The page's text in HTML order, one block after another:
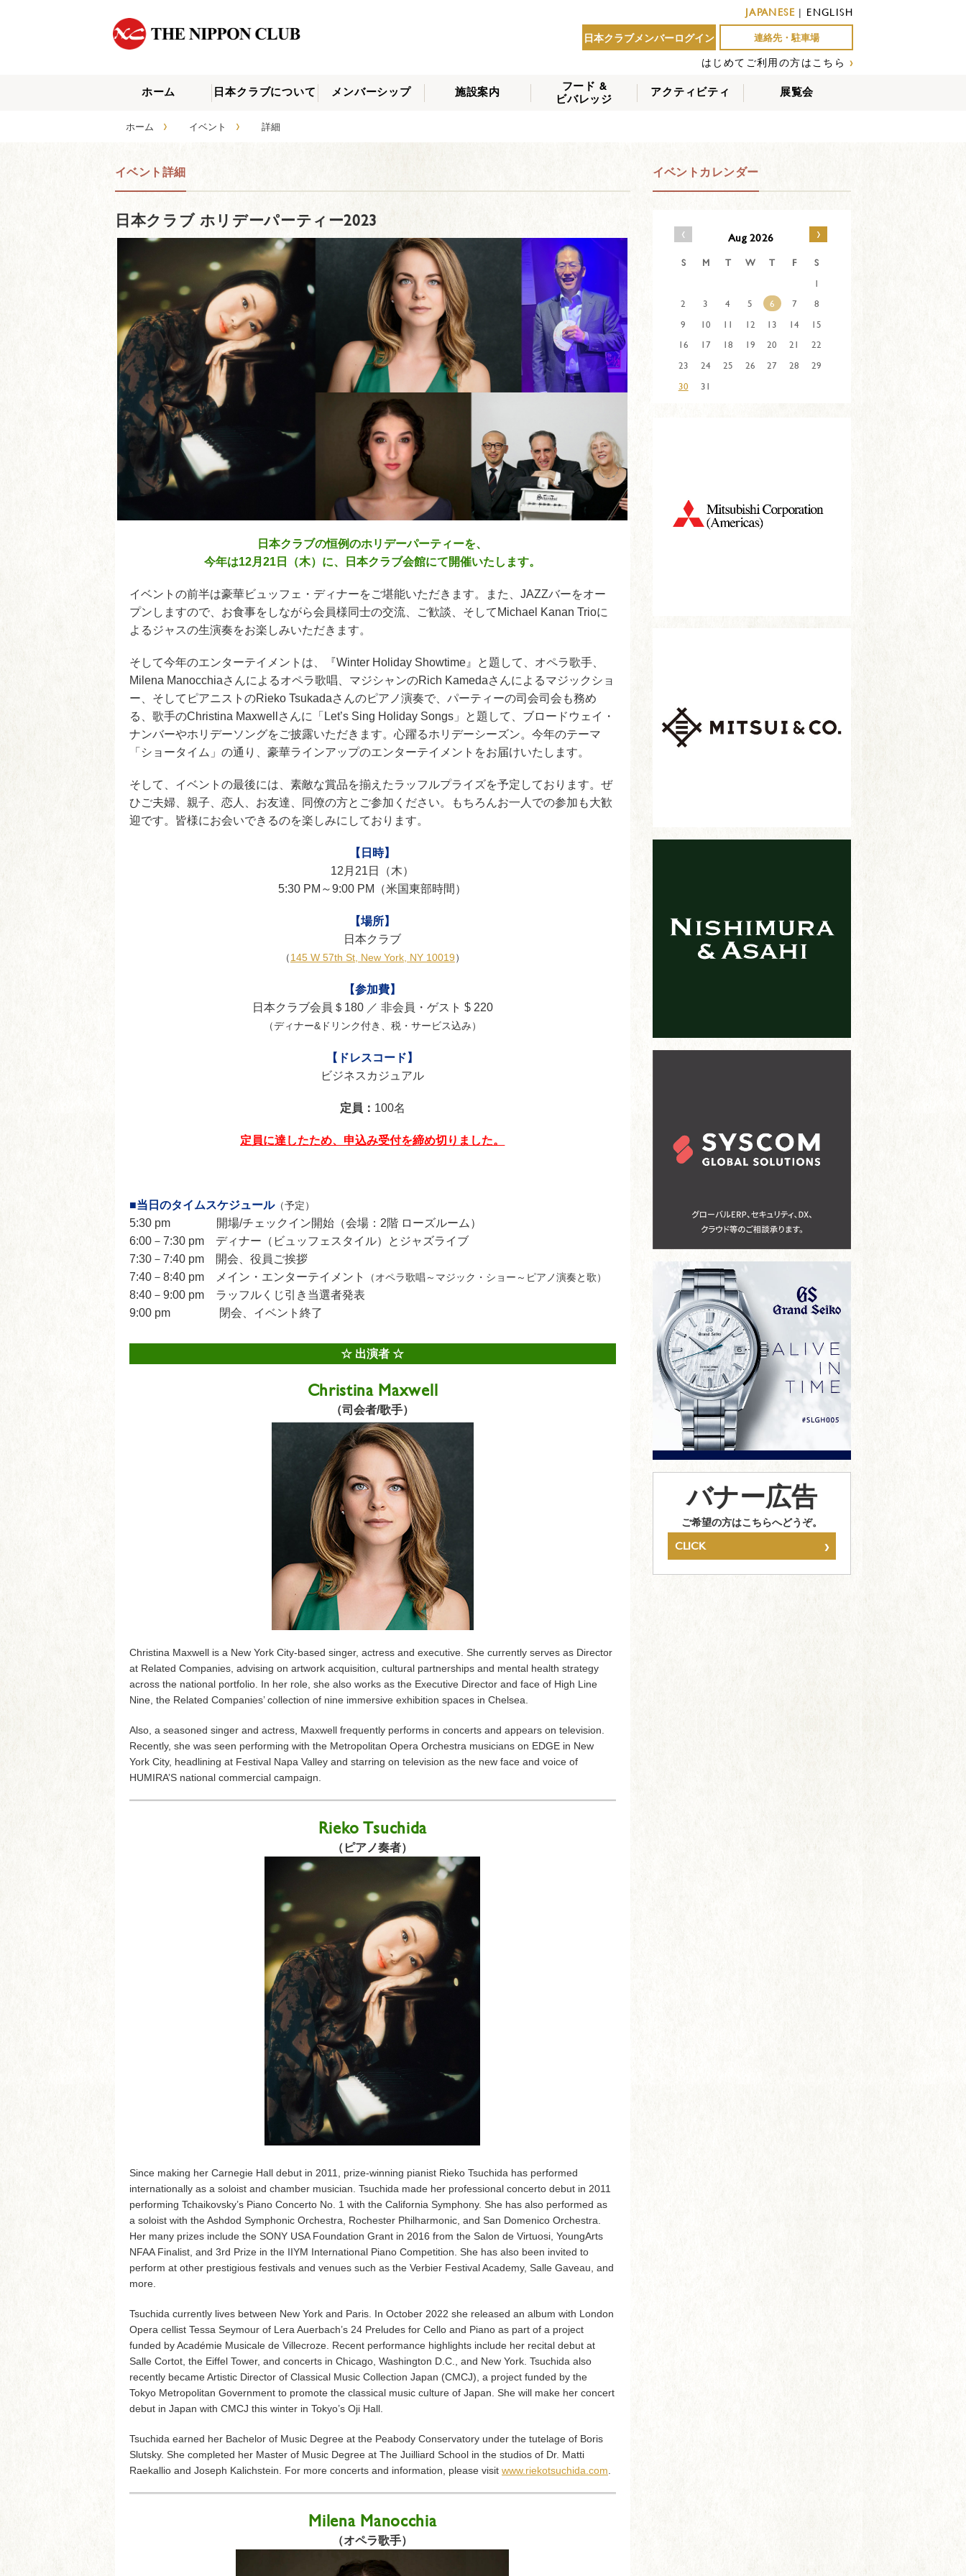
JAPANESE| ENGLISH
日本クラブメンバーログイン
連絡先・駐車場
はじめてご利用の方はこちら ›
ホーム
日本クラブについて メンバーシップ 施設案内
フード &
ビバレッジ
アクティビティ 展覧会
ホーム › イベント › 詳細
イベント詳細
日本クラブ ホリデーパーティー2023
日本クラブの恒例のホリデーパーティーを、
今年は12月21日（木）に、日本クラブ会館にて開催いたします。
イベントの前半は豪華ビュッフェ・ディナーをご堪能いただきます。また、JAZZバーをオー
プンしますので、お食事をしながら会員様同士の交流、ご歓談、そしてMichael Kanan Trioに
よるジャスの生演奏をお楽しみいただきます。
そして今年のエンターテイメントは、『Winter Holiday Showtime』と題して、オペラ歌手、
Milena Manocchiaさんによるオペラ歌唱、マジシャンのRich Kamedaさんによるマジックショ
ー、そしてピアニストのRieko Tsukadaさんのピアノ演奏で、パーティーの司会司会も務め
る、歌手のChristina Maxwellさんに「Let’s Sing Holiday Songs」と題して、ブロードウェイ・
ナンバーやホリデーソングをご披露いただきます。心躍るホリデーシーズン。今年のテーマ
「ショータイム」の通り、豪華ラインアップのエンターテイメントをお届けいたします。
そして、イベントの最後には、素敵な賞品を揃えたラッフルプライズを予定しております。ぜ
ひご夫婦、親子、恋人、お友達、同僚の方とご参加ください。もちろんお一人での参加も大歓
迎です。皆様にお会いできるのを楽しみにしております。
【日時】
12月21日（木）
5:30 PM～9:00 PM（米国東部時間）
【場所】
日本クラブ
（ 145 W 57th St, New York, NY 10019 ）
【参加費】
日本クラブ会員＄180 ／ 非会員・ゲスト $ 220
（ディナー&ドリンク付き、税・サービス込み）
【ドレスコード】
ビジネスカジュアル
定員： 100名
定員に達したため、申込み受付を締め切りました。
■当日のタイムスケジュール（予定）
5:30 pm 開場/チェックイン開始（会場：2階 ローズルーム）
6:00－7:30 pm ディナー（ビュッフェスタイル）とジャズライブ
7:30－7:40 pm 開会、役員ご挨拶
7:40－8:40 pm メイン・エンターテイメント
（オペラ歌唱～マジック・ショー～ピアノ演奏と歌）
8:40－9:00 pm ラッフルくじ引き当選者発表
9:00 pm 閉会、イベント終了
☆ 出演者 ☆
Christina Maxwell
（司会者/歌手）
Christina Maxwell is a New York City-based singer, actress and executive. She currently serves as Director
at Related Companies, advising on artwork acquisition, cultural partnerships and mental health strategy
across the national portfolio. In her role, she also works as the Executive Director and face of High Line
Nine, the Related Companies’ collection of nine immersive exhibition spaces in Chelsea.
Also, a seasoned singer and actress, Maxwell frequently performs in concerts and appears on television.
Recently, she was seen performing with the Metropolitan Opera Orchestra musicians on EDGE in New
York City, headlining at Festival Napa Valley and starring on television as the new face and voice of
HUMIRA’S national commercial campaign.
Rieko Tsuchida
（ピアノ奏者）
Since making her Carnegie Hall debut in 2011, prize-winning pianist Rieko Tsuchida has performed
internationally as a soloist and chamber musician. Tsuchida made her professional concerto debut in 2011
performing Tchaikovsky’s Piano Concerto No. 1 with the California Symphony. She has also performed as
a soloist with the Ashdod Symphonic Orchestra, Rochester Philharmonic, and San Domenico Orchestra.
Her many prizes include the SONY USA Foundation Grant in 2016 from the Salon de Virtuosi, YoungArts
NFAA Finalist, and 3rd Prize in the IIYM International Piano Competition. She has also been invited to
perform at other prestigious festivals and venues such as the Verbier Festival Academy, Salle Gaveau, and
more.
Tsuchida currently lives between New York and Paris. In October 2022 she released an album with London
Opera cellist Tessa Seymour of Lera Auerbach’s 24 Preludes for Cello and Piano as part of a project
funded by Académie Musicale de Villecroze. Recent performance highlights include her recital debut at
Salle Cortot, the Eiffel Tower, and concerts in Chicago, Washington D.C., and New York. Tsuchida also
recently became Artistic Director of Classical Music Collection Japan (CMCJ), a project funded by the
Tokyo Metropolitan Government to promote the classical music culture of Japan. She will make her concert
debut in Japan with CMCJ this winter in Tokyo’s Oji Hall.
Tsuchida earned her Bachelor of Music Degree at the Peabody Conservatory under the tutelage of Boris
Slutsky. She completed her Master of Music Degree at The Juilliard School in the studios of Dr. Matti
Raekallio and Joseph Kalichstein. For more concerts and information, please visit www.riekotsuchida.com
Milena Manocchia
（オペラ歌手）
イベントカレンダー
‹ Aug 2026 ›
S M T W T F
S
1
2
3 4 5 6 7
8
9
10 11 12 13 14
15
16
17 18 19 20 21
22
23
24 25 26 27 28
29
30
31
バナー広告
ご希望の方はこちらへどうぞ。
CLICK ›